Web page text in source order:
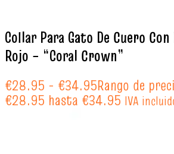
Collar Para Gato De Cuero
Rojo – “Coral Crown”
€28.95 - €34.95Rango de
€28.95 hasta €34.95 IVA